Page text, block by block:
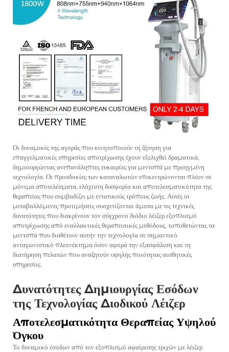
Οι δυναμικές της αγοράς που κινητοποιούν τη ζήτηση για
επαγγελματικές υπηρεσίες αποτρίχωσης έχουν εξελιχθεί δραματικά,
δημιουργώντας ανεπανάληπτες ευκαιρίες για μεντσπά με προηγμένη
τεχνολογία. Οι προσδοκίες των καταναλωτών επικεντρώνονται πλέον σε
μόνιμα αποτελέσματα, ελάχιστη δυσφορία και αποτελεσματικότητα της
θεραπείας που συμβαδίζει με εντατικούς τρόπους ζωής. Αυτές οι
μεταβαλλόμενες προτιμήσεις συσχετίζονται άμεσα με τις τεχνικές
δυνατότητες που διακρίνουν τον σύγχρονο διόδιο λέιζερ εξοπλισμό
αποτρίχωσης από εναλλακτικές θεραπευτικές μεθόδους, τοποθετώντας τα
μεντσπά που διαθέτουν αυτήν την τεχνολογία σε σημαντικό
ανταγωνιστικό πλεονέκτημα όσον αφορά την εξασφάλιση και τη
διατήρηση πελατών που αναζητούν υψηλής ποιότητας αισθητικές
υπηρεσίες.
Δυνατότητες Δημιουργίας Εσόδων
της Τεχνολογίας Διοδικού Λέιζερ
Αποτελεσματικότητα Θεραπείας Υψηλού
Όγκου
Το δυναμικό έσοδων από τον εξοπλισμό αφαίρεσης τριχών με λέιζερ